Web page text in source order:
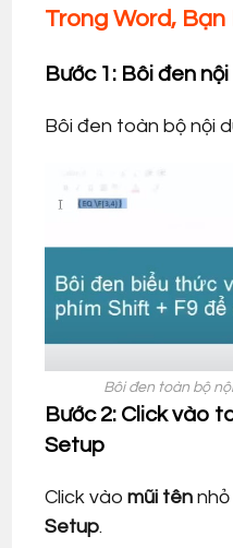
Trong Word, Bạn
Bước 1: Bôi đen
Bôi đen toàn bộ nội
Bôi đen toàn bộ
Bước 2: Click vào
Setup
Click vào mũi tên
Setup.